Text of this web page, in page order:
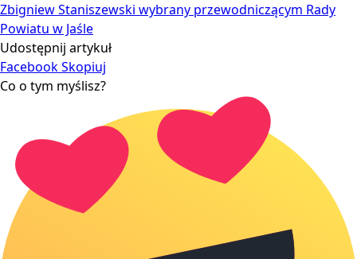
Zbigniew Staniszewski wybrany przewodniczącym Rady
Powiatu w Jaśle
Udostępnij artykuł
FacebookSkopiuj
Co o tym myślisz?